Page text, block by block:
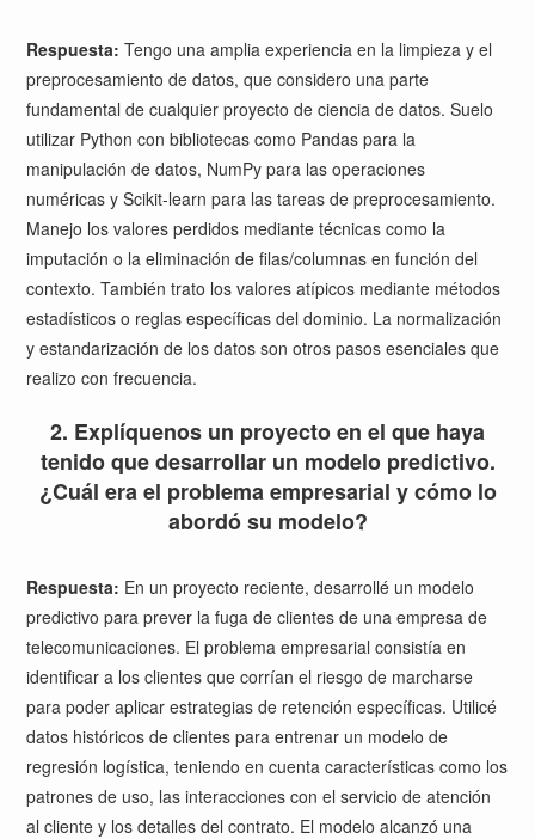
Respuesta: Tengo una amplia experiencia en la limpieza y el
preprocesamiento de datos, que considero una parte
fundamental de cualquier proyecto de ciencia de datos. Suelo
utilizar Python con bibliotecas como Pandas para la
manipulación de datos, NumPy para las operaciones
numéricas y Scikit-learn para las tareas de preprocesamiento.
Manejo los valores perdidos mediante técnicas como la
imputación o la eliminación de filas/columnas en función del
contexto. También trato los valores atípicos mediante métodos
estadísticos o reglas específicas del dominio. La normalización
y estandarización de los datos son otros pasos esenciales que
realizo con frecuencia.
2. Explíquenos un proyecto en el que haya
tenido que desarrollar un modelo predictivo.
¿Cuál era el problema empresarial y cómo lo
abordó su modelo?
Respuesta: En un proyecto reciente, desarrollé un modelo
predictivo para prever la fuga de clientes de una empresa de
telecomunicaciones. El problema empresarial consistía en
identificar a los clientes que corrían el riesgo de marcharse
para poder aplicar estrategias de retención específicas. Utilicé
datos históricos de clientes para entrenar un modelo de
regresión logística, teniendo en cuenta características como los
patrones de uso, las interacciones con el servicio de atención
al cliente y los detalles del contrato. El modelo alcanzó una